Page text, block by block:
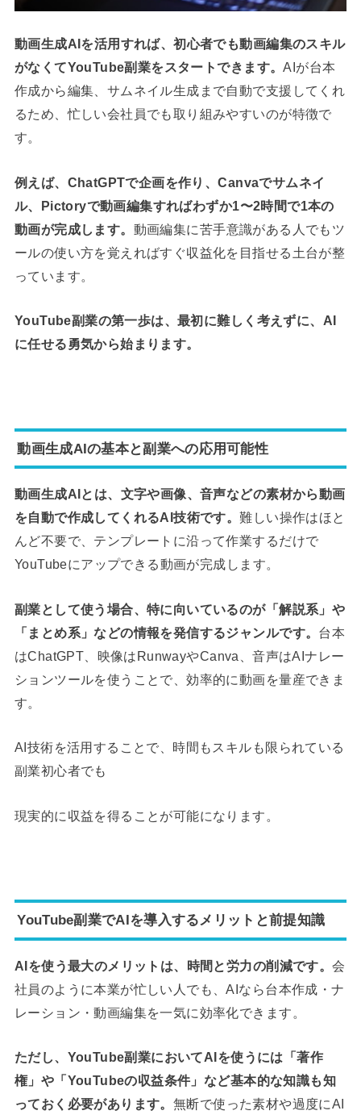
動画生成AIを活用すれば、初心者でも動画編集のスキル
がなくてYouTube副業をスタートできます。AIが台本
作成から編集、サムネイル生成まで自動で支援してくれ
るため、忙しい会社員でも取り組みやすいのが特徴で
す。
例えば、ChatGPTで企画を作り、Canvaでサムネイ
ル、Pictoryで動画編集すればわずか1〜2時間で1本の
動画が完成します。 動画編集に苦手意識がある人でもツ
ールの使い方を覚えればすぐ収益化を目指せる土台が整
っています。
YouTube副業の第一歩は、最初に難しく考えずに、AI
に任せる勇気から始まります。
動画生成AIの基本と副業への応用可能性
動画生成AIとは、文字や画像、音声などの素材から動画
を自動で作成してくれるAI技術です。難しい操作はほと
んど不要で、テンプレートに沿って作業するだけで
YouTubeにアップできる動画が完成します。
副業として使う場合、特に向いているのが「解説系」や
「まとめ系」などの情報を発信するジャンルです。 台本
はChatGPT、映像はRunwayやCanva、音声はAIナレー
ションツールを使うことで、効率的に動画を量産できま
す。
AI技術を活用することで、時間もスキルも限られている
副業初心者でも
現実的に収益を得ることが可能になります。
YouTube副業でAIを導入するメリットと前提知識
AIを使う最大のメリットは、時間と労力の削減です。会
社員のように本業が忙しい人でも、AIなら台本作成・ナ
レーション・動画編集を一気に効率化できます。
ただし、YouTube副業においてAIを使うには「著作
権」や「YouTubeの収益条件」など基本的な知識も知
っておく必要があります。 無断で使った素材や過度にAI